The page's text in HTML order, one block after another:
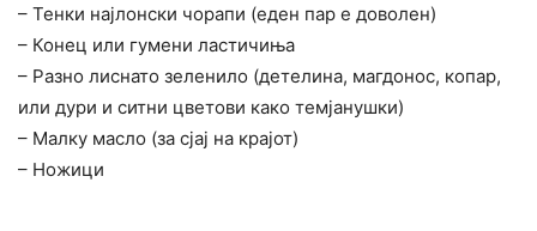
– Тенки најлонски чорапи (еден пар е доволен)
– Конец или гумени ластичиња
– Разно лиснато зеленило (детелина, магдонос, копар,
или дури и ситни цветови како темјанушки)
– Малку масло (за сјај на крајот)
– Ножици